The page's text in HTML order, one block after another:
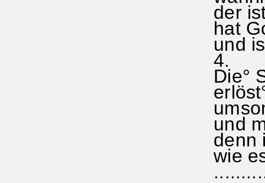
der
hat
und
4.
Die°
und
denn
wie